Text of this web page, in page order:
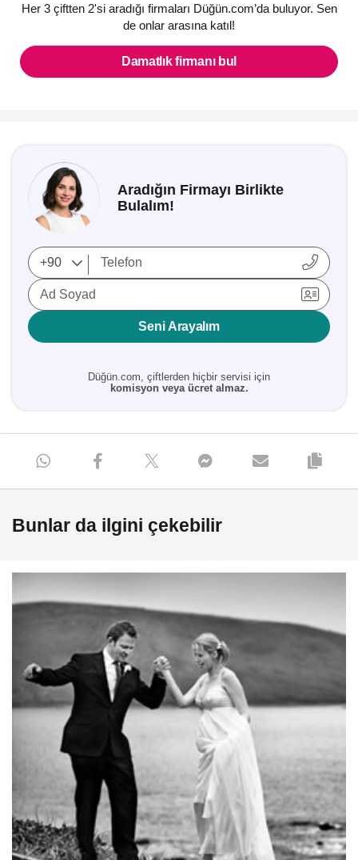
Her 3 çiftten 2'si aradığı firmaları Düğün.com’da buluyor. Sen
de onlar arasına katıl!
Damatlık firmanı bul
Aradığın Firmayı Birlikte
Bulalım!
Ad Soyad
Seni Arayalım
Düğün.com, çiftlerden hiçbir servisi için
komisyon veya ücret almaz.
Bunlar da ilgini çekebilir